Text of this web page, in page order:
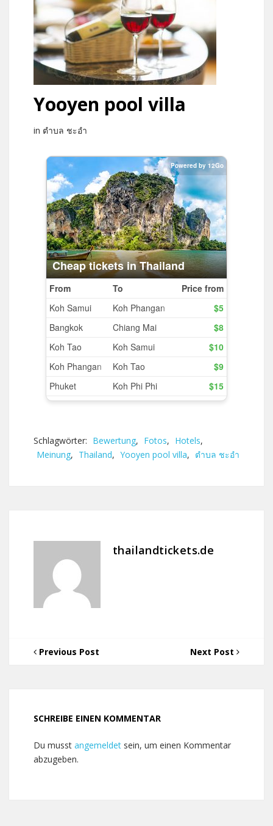
Yooyen pool villa
in ตำบล ชะอำ
Schlagwörter: Bewertung, Fotos, Hotels,
Meinung, Thailand, Yooyen pool villa, ตำบล ชะอำ
thailandtickets.de
Previous Post Next Post
SCHREIBE EINEN KOMMENTAR
Du musst angemeldet sein, um einen Kommentar
abzugeben.